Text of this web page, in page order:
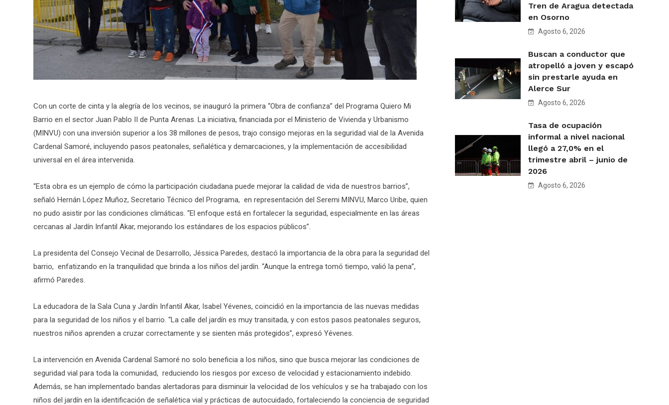
Con un corte de cinta y la alegría de los vecinos, se inauguró la primera “Obra de confianza” del Programa Quiero Mi
Barrio en el sector Juan Pablo II de Punta Arenas. La iniciativa, financiada por el Ministerio de Vivienda y Urbanismo
(MINVU) con una inversión superior a los 38 millones de pesos, trajo consigo mejoras en la seguridad vial de la Avenida
Cardenal Samoré, incluyendo pasos peatonales, señalética y demarcaciones, y la implementación de accesibilidad
universal en el área intervenida.
“Esta obra es un ejemplo de cómo la participación ciudadana puede mejorar la calidad de vida de nuestros barrios”,
señaló Hernán López Muñoz, Secretario Técnico del Programa, en representación del Seremi MINVU, Marco Uribe, quien
no pudo asistir por las condiciones climáticas. “El enfoque está en fortalecer la seguridad, especialmente en las áreas
cercanas al Jardín Infantil Akar, mejorando los estándares de los espacios públicos”.
La presidenta del Consejo Vecinal de Desarrollo, Jéssica Paredes, destacó la importancia de la obra para la seguridad del
barrio, enfatizando en la tranquilidad que brinda a los niños del jardín. “Aunque la entrega tomó tiempo, valió la pena”,
afirmó Paredes.
La educadora de la Sala Cuna y Jardín Infantil Akar, Isabel Yévenes, coincidió en la importancia de las nuevas medidas
para la seguridad de los niños y el barrio. “La calle del jardín es muy transitada, y con estos pasos peatonales seguros,
nuestros niños aprenden a cruzar correctamente y se sienten más protegidos”, expresó Yévenes.
La intervención en Avenida Cardenal Samoré no solo beneficia a los niños, sino que busca mejorar las condiciones de
seguridad vial para toda la comunidad, reduciendo los riesgos por exceso de velocidad y estacionamiento indebido.
Además, se han implementado bandas alertadoras para disminuir la velocidad de los vehículos y se ha trabajado con los
niños del jardín en la identificación de señalética vial y prácticas de autocuidado, fortaleciendo la conciencia de seguridad
Tren de Aragua detectada
en Osorno
Agosto 6, 2026
Buscan a conductor que
atropelló a joven y escapó
sin prestarle ayuda en
Alerce Sur
Agosto 6, 2026
Tasa de ocupación
informal a nivel nacional
llegó a 27,0% en el
trimestre abril – junio de
2026
Agosto 6, 2026